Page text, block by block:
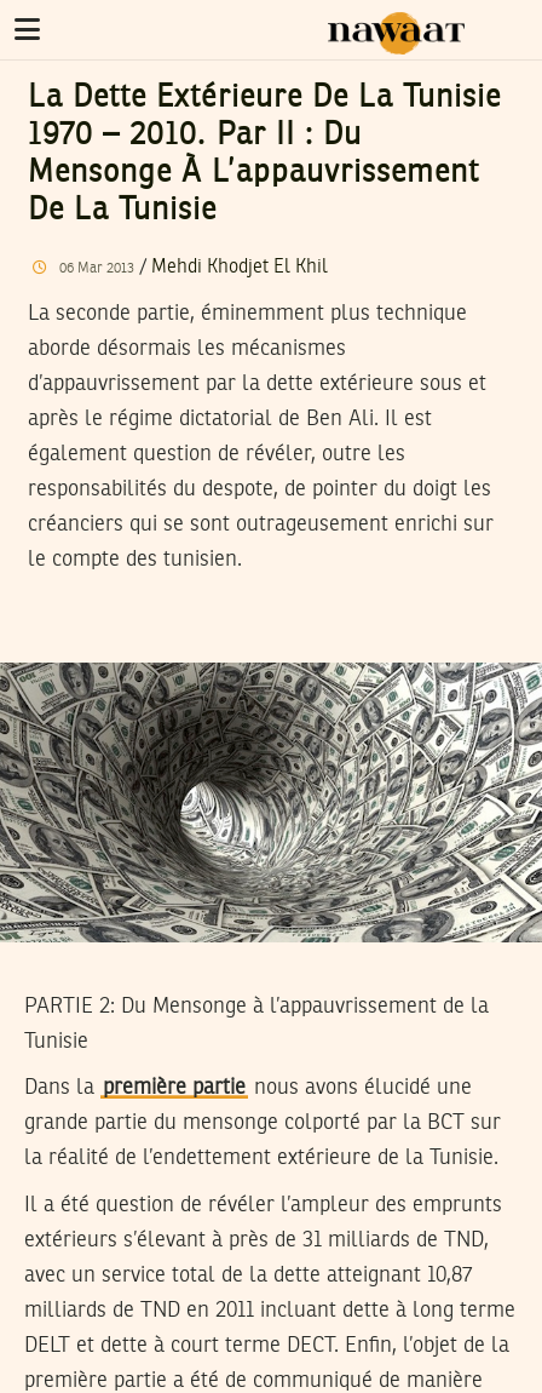
La Dette Extérieure De La Tunisie
1970 – 2010. Par II : Du
Mensonge À L’appauvrissement
De La Tunisie
06 Mar 2013/ Mehdi Khodjet El Khil
La seconde partie, éminemment plus technique
aborde désormais les mécanismes
d’appauvrissement par la dette extérieure sous et
après le régime dictatorial de Ben Ali. Il est
également question de révéler, outre les
responsabilités du despote, de pointer du doigt les
créanciers qui se sont outrageusement enrichi sur
le compte des tunisien.
PARTIE 2: Du Mensonge à l’appauvrissement de la
Tunisie
Dans la première partie nous avons élucidé une
grande partie du mensonge colporté par la BCT sur
la réalité de l’endettement extérieure de la Tunisie.
Il a été question de révéler l’ampleur des emprunts
extérieurs s’élevant à près de 31 milliards de TND,
avec un service total de la dette atteignant 10,87
milliards de TND en 2011 incluant dette à long terme
DELT et dette à court terme DECT. Enfin, l’objet de la
première partie a été de communiqué de manière